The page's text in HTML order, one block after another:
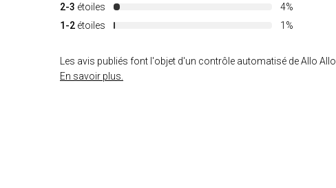
2-3 étoiles
4%
1-2 étoiles 1%
Les avis publiés font l'objet d'un contrôle automatisé de Allo Allo.
En savoir plus.